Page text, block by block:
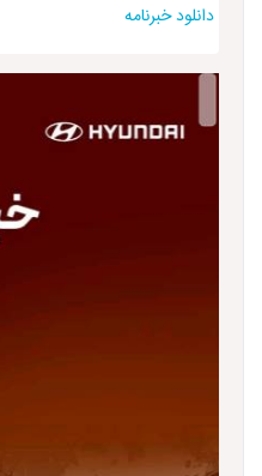
دانلود خبرنامه